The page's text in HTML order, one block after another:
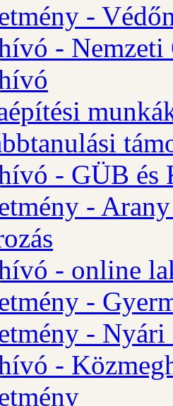
-
- Nemzeti
- GÜB és
- Arany
- online
-
- Nyári
-